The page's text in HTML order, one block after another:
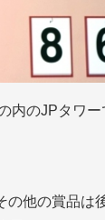
内のJPタワ
他の賞品は